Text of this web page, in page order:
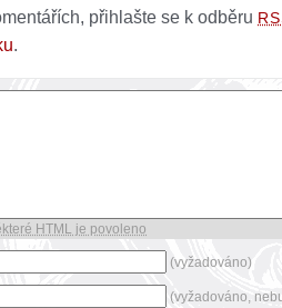
přihlašte se k odběru
.
HTML je povoleno
(vyžadováno)
(vyžadováno,